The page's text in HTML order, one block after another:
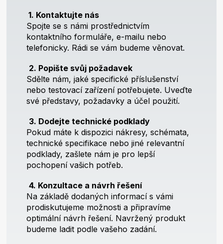
1. Kontaktujte nás
Spojte se s námi prostřednictvím
kontaktního formuláře, e-mailu nebo
telefonicky. Rádi se vám budeme věnovat.
2. Popište svůj požadavek
Sdělte nám, jaké specifické příslušenství
nebo testovací zařízení potřebujete. Uveďte
své představy, požadavky a účel použití.
3. Dodejte technické podklady
Pokud máte k dispozici nákresy, schémata,
technické specifikace nebo jiné relevantní
podklady, zašlete nám je pro lepší
pochopení vašich potřeb.
4. Konzultace a návrh řešení
Na základě dodaných informací s vámi
prodiskutujeme možnosti a připravíme
optimální návrh řešení. Navržený produkt
budeme ladit podle vašeho zadání.